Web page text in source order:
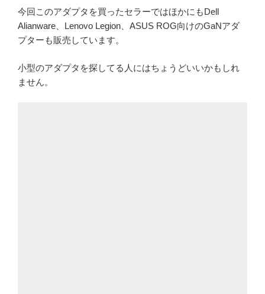
今回このアダプタを買ったセラーではほかにもDell
Alianware、Lenovo Legion、ASUS ROG向けのGaNアダ
プターも販売しています。
小型のアダプタを探してる人にはちょうどいいかもしれ
ません。